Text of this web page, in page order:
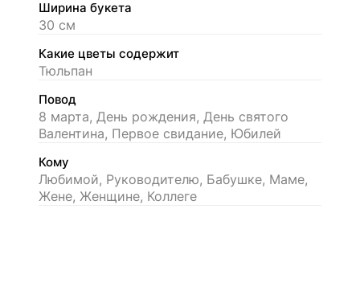
Ширина букета
30 см
Какие цветы содержит
Тюльпан
Повод
8 марта, День рождения, День святого
Валентина, Первое свидание, Юбилей
Кому
Любимой, Руководителю, Бабушке, Маме,
Жене, Женщине, Коллеге